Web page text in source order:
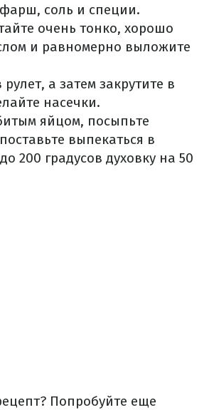
соль и специи.
очень тонко, хорошо
и равномерно выложите
а затем закрутите в
насечки.
яйцом, посыпьте
выпекаться в
200 градусов духовку на 50
Попробуйте еще